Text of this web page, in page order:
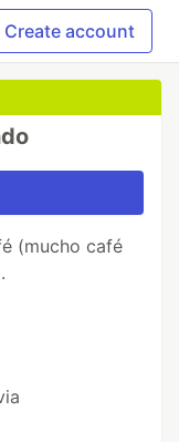
Create account
(mucho café